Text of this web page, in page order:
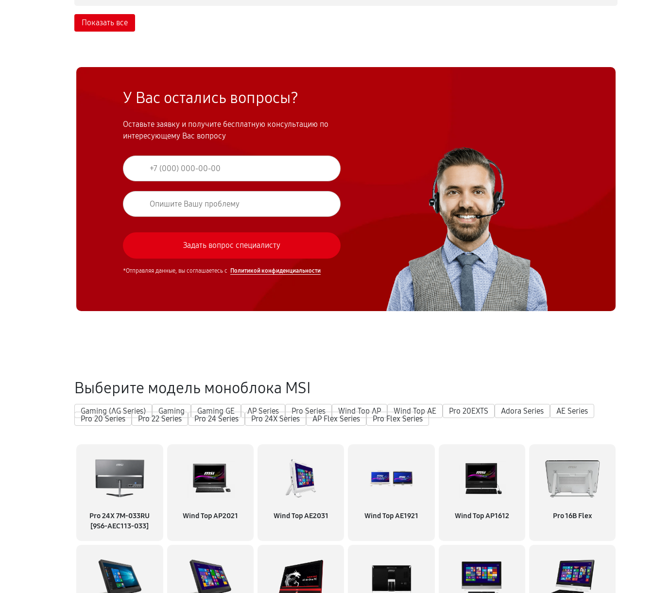
Показать все
У Вас остались вопросы?
Оставьте заявку и получите бесплатную консультацию по
интересующему Вас вопросу
*Отправляя данные, вы соглашаетесь с Политикой конфиденциальности
Выберите модель моноблока MSI
Gaming (AG Series) Gaming Gaming GE AP Series Pro Series Wind Top AP Wind Top AE Pro 20EXTS Adora Series
AE Series
Pro 20 Series
Pro 22 Series Pro 24 Series Pro 24X Series AP Flex Series Pro Flex Series
Pro 24X 7M-033RU
[9S6-AEC113-033]
Wind Top AP2021 Wind Top AE2031 Wind Top AE1921 Wind Top AP1612 Pro 16B Flex